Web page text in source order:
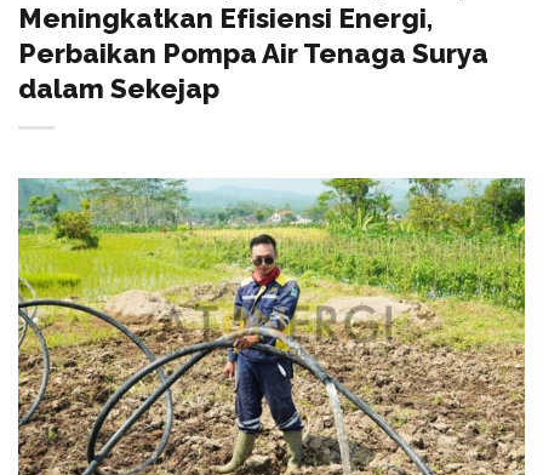
Meningkatkan Efisiensi Energi,
Perbaikan Pompa Air Tenaga Surya
dalam Sekejap